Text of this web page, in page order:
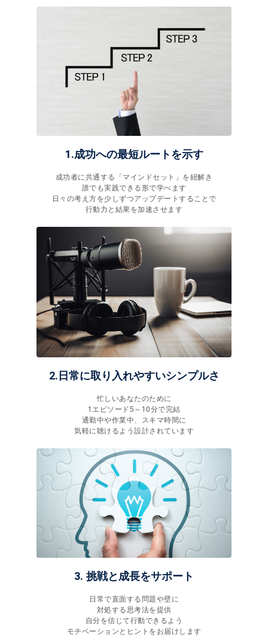
1.成功への最短ルートを示す
成功者に共通する「マインドセット」を紐解き
誰でも実践できる形で学べます
日々の考え方を少しずつアップデートすることで
行動力と結果を加速させます
2.日常に取り入れやすいシンプルさ
忙しいあなたのために
1エピソード5～10分で完結
通勤中や作業中、スキマ時間に
気軽に聴けるよう設計されています
3. 挑戦と成長をサポート
日常で直面する問題や壁に
対処する思考法を提供
自分を信じて行動できるよう
モチベーションとヒントをお届けします